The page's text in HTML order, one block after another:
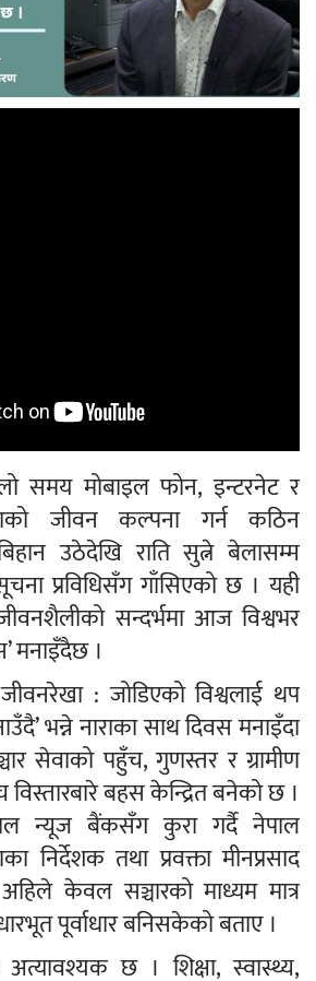
समय मोबाइल फोन, इन्टरनेट र
जीवन कल्पना गर्न कठिन
उठेदेखि राति सुत्ने बेलासम्म
प्रविधिसँग गाँसिएको छ । यही
सन्दर्भमा आज विश्वभर
मनाइँदैछ ।
: जोडिएको विश्वलाई थप
भन्ने नाराका साथ दिवस मनाइँदा
सेवाको पहुँच, गुणस्तर र ग्रामीण
विस्तारबारे बहस केन्द्रित बनेको छ ।
न्यूज बैंकसँग कुरा गर्दै नेपाल
निर्देशक तथा प्रवक्ता मीनप्रसाद
केवल सञ्चारको माध्यम मात्र
पूर्वाधार बनिसकेको बताए ।
अत्यावश्यक छ । शिक्षा, स्वास्थ्य,